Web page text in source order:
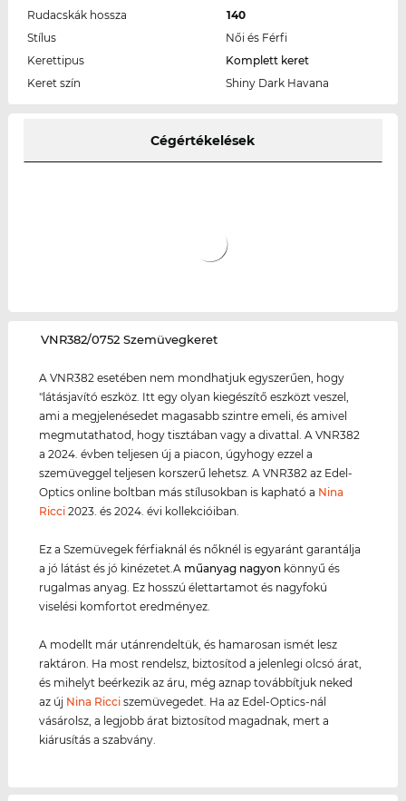
Rudacskák hossza
140
Stílus
Női és Férfi
Kerettipus
Komplett keret
Keret szín
Shiny Dark Havana
Cégértékelések
‌VNR382/0752 Szemüvegkeret
A VNR382 esetében nem mondhatjuk egyszerűen, hogy
"látásjavító eszköz. Itt egy olyan kiegészítő eszközt veszel,
ami a megjelenésedet magasabb szintre emeli, és amivel
megmutathatod, hogy tisztában vagy a divattal. A VNR382
a 2024. évben teljesen új a piacon, úgyhogy ezzel a
szemüveggel teljesen korszerű lehetsz. A VNR382 az Edel-
Optics online boltban más stílusokban is kapható a Nina
Ricci 2023. és 2024. évi kollekcióiban.
Ez a Szemüvegek férfiaknál és nőknél is egyaránt garantálja
a jó látást és jó kinézetet.A műanyag nagyon könnyű és
rugalmas anyag. Ez hosszú élettartamot és nagyfokú
viselési komfortot eredményez.
A modellt már utánrendeltük, és hamarosan ismét lesz
raktáron. Ha most rendelsz, biztosítod a jelenlegi olcsó árat,
és mihelyt beérkezik az áru, még aznap továbbítjuk neked
az új Nina Ricci szemüvegedet. Ha az Edel-Optics-nál
vásárolsz, a legjobb árat biztosítod magadnak, mert a
kiárusítás a szabvány.